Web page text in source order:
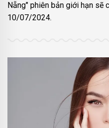
Nẵng" phiên bản giới hạn sẽ
10/07/2024.